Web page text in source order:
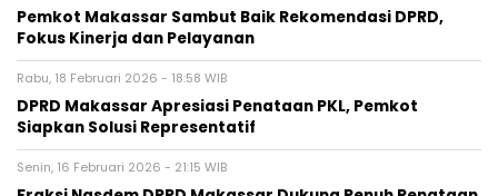
Pemkot Makassar Sambut Baik Rekomendasi DPRD,
Fokus Kinerja dan Pelayanan
Rabu, 18 Februari 2026 - 18:58 WIB
DPRD Makassar Apresiasi Penataan PKL, Pemkot
Siapkan Solusi Representatif
Senin, 16 Februari 2026 - 21:15 WIB